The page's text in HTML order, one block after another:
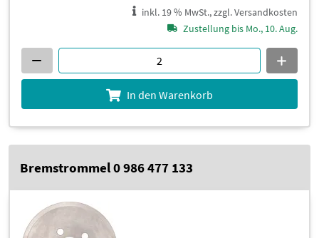
inkl. 19 % MwSt., zzgl. Versandkosten
Zustellung bis Mo., 10. Aug.
In den Warenkorb
Bremstrommel 0 986 477 133